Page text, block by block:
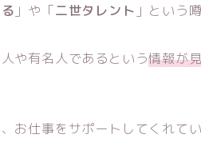
」や「二世タレント 」という
や有名人であるという情報が
お仕事をサポートしてくれてい